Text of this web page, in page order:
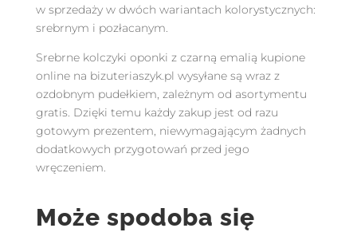
w sprzedaży w dwóch wariantach kolorystycznych:
srebrnym i pozłacanym.
Srebrne kolczyki oponki z czarną emalią kupione
online na bizuteriaszyk.pl wysyłane są wraz z
ozdobnym pudełkiem, zależnym od asortymentu
gratis. Dzięki temu każdy zakup jest od razu
gotowym prezentem, niewymagającym żadnych
dodatkowych przygotowań przed jego
wręczeniem.
Może spodoba się